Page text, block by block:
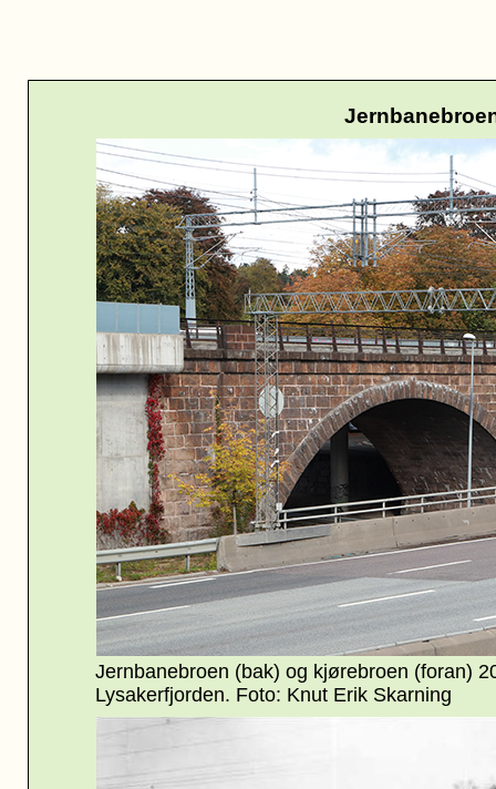
Jernbanebroen (bak) og kjørebroen (foran)
Lysakerfjorden. Foto: Knut Erik Skarning